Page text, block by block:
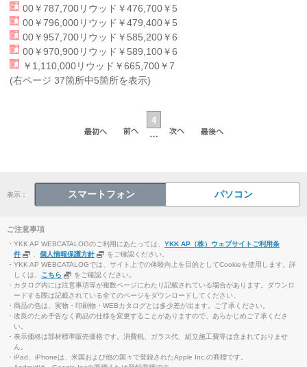
00￥787,700リウッド ￥476,700￥5
00￥796,000リウッド ￥479,400￥5
00￥957,700リウッド ￥585,200￥6
00￥970,900リウッド ￥589,100￥6
￥1,110,000リウッド ￥665,700￥7
(右ページ 37箇所中5箇所を表示)
4
…
表示： スマートフォン パソコン
ご注意事項
・YKK AP WEBCATALOGのご利用にあたっては、 YKK AP（株）ウェブサイトご利用条
件
個人情報保護方針
をご確認ください。
・YKK AP WEBCATALOGでは、サイト上での体験向上を目的としてCookieを使用します。詳
しくは、 こちら
をご確認ください。
・カタログ内には注意事項等が複数ページにわたり記載されている場合があります。ダウンロ
ードする際は記載されている全てのページをダウンロードしてください。
・商品の色は、実物・印刷物・WEBカタログとは多少差が出ます。ご了承ください。
・改良のため予告なく商品の仕様を変更することがありますので、あらかじめご了承くださ
い。
・表示価格は部材標準販売価格です。消費税、ガラス代、組立施工費等は含まれておりませ
ん。
・iPad、iPhoneは、米国および他の国々で登録されたApple Inc.の商標です。